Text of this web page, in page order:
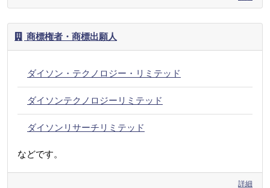
商標権者・商標出願人
ダイソン・テクノロジー・リミテッド
ダイソンテクノロジーリミテッド
ダイソンリサーチリミテッド
などです。
詳細